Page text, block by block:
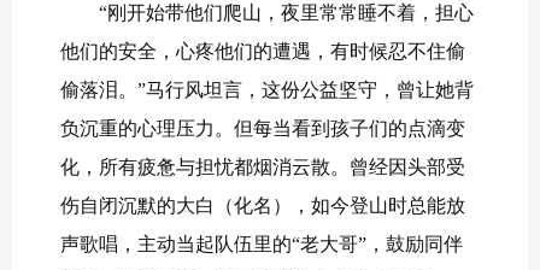
“刚开始带他们爬山，夜里常常睡不着，担心
他们的安全，心疼他们的遭遇，有时候忍不住偷
偷落泪。”马行风坦言，这份公益坚守，曾让她背
负沉重的心理压力。但每当看到孩子们的点滴变
化，所有疲惫与担忧都烟消云散。曾经因头部受
伤自闭沉默的大白（化名），如今登山时总能放
声歌唱，主动当起队伍里的“老大哥”，鼓励同伴